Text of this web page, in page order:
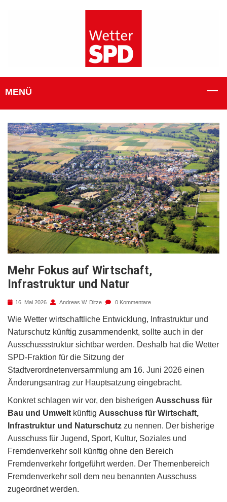
Mehr Fokus auf Wirtschaft,
Infrastruktur und Natur
16. Mai 2026 Andreas W. Ditze 0 Kommentare
Wie Wetter wirtschaftliche Entwicklung, Infrastruktur und
Naturschutz künftig zusammendenkt, sollte auch in der
Ausschussstruktur sichtbar werden. Deshalb hat die Wetter
SPD-Fraktion für die Sitzung der
Stadtverordnetenversammlung am 16. Juni 2026 einen
Änderungsantrag zur Hauptsatzung eingebracht.
Konkret schlagen wir vor, den bisherigen Ausschuss für
Bau und Umwelt künftig Ausschuss für Wirtschaft,
Infrastruktur und Naturschutz zu nennen. Der bisherige
Ausschuss für Jugend, Sport, Kultur, Soziales und
Fremdenverkehr soll künftig ohne den Bereich
Fremdenverkehr fortgeführt werden. Der Themenbereich
Fremdenverkehr soll dem neu benannten Ausschuss
zugeordnet werden.